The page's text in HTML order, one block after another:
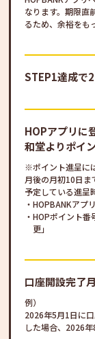
なります。期限直
るため、余裕をも
STEP1達成で
HOPアプリに
和堂よりポイ
ポイント進呈に
月後の月初10日ま
予定している進呈
HOPBANKアプ
HOPポイント番
更」
口座開設完了
例）
2026年5月1日に
した場合、2026